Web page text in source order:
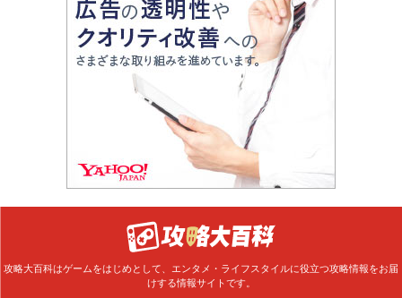
攻略大百科はゲームをはじめとして、エンタメ・ライフスタイルに役立つ攻略情報をお届
けする情報サイトです。